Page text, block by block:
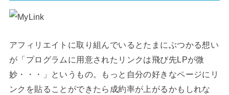
アフィリエイトに取り組んでいるとたまにぶつかる想い
が「プログラムに用意されたリンクは飛び先LPが微
妙・・・」というもの。もっと自分の好きなページにリ
ンクを貼ることができたら成約率が上がるかもしれな